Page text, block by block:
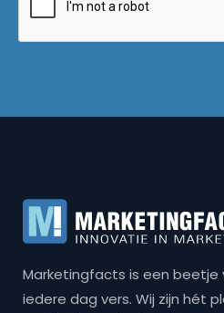
Marketingfacts is een beetje
iedere dag vers. Wij zijn hét